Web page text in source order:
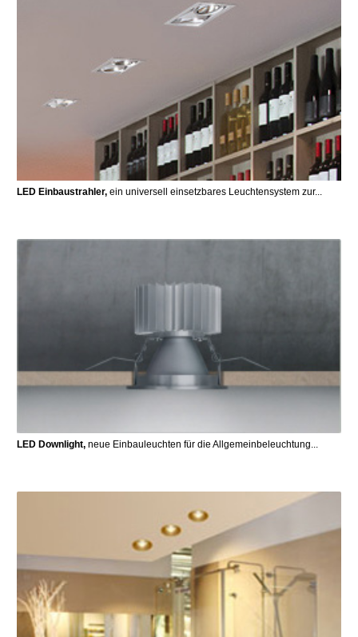
LED Einbaustrahler, ein universell einsetzbares Leuchtensystem zur...
LED Downlight, neue Einbauleuchten für die Allgemeinbeleuchtung...